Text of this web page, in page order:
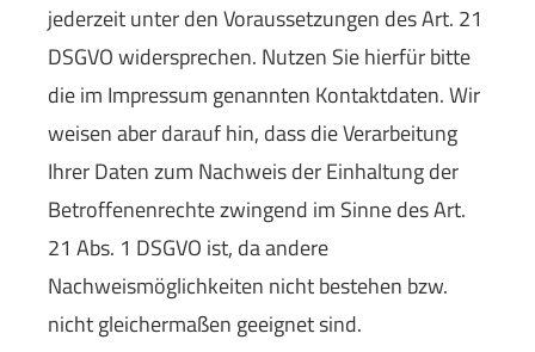
jederzeit unter den Voraussetzungen des Art. 21
DSGVO widersprechen. Nutzen Sie hierfür bitte
die im Impressum genannten Kontaktdaten. Wir
weisen aber darauf hin, dass die Verarbeitung
Ihrer Daten zum Nachweis der Einhaltung der
Betroffenenrechte zwingend im Sinne des Art.
21 Abs. 1 DSGVO ist, da andere
Nachweismöglichkeiten nicht bestehen bzw.
nicht gleichermaßen geeignet sind.